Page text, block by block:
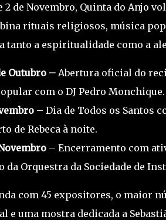
2 de Novembro, Quinta do Anjo
rituais religiosos, música
tanto a espiritualidade como a
Outubro –Abertura oficial do
com o DJ Pedro Monchique.
– Dia de Todos os Santos
de Rebeca à noite.
– Encerramento com
da Orquestra da Sociedade de
com 45 expositores, o maior
e uma mostra dedicada a